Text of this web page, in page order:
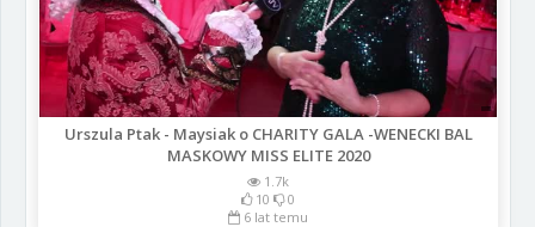
Urszula Ptak - Maysiak o CHARITY GALA -WENECKI BAL
MASKOWY MISS ELITE 2020
1.7k
10
0
6 lat temu